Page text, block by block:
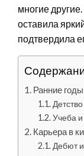
многие
оставила
подтвердила
Ранние
Учеба и
Карьера в
Дебют